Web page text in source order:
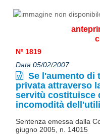
Nº 1819
Data 05/02/2007
Se l'aumento di
privata attraverso
servitù costituisce
incomodità
Sentenza emessa dalla
giugno 2005, n. 14015